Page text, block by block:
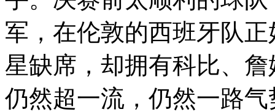
军，在伦敦的西班牙队
星缺席，却拥有科比、
仍然超一流，仍然一路